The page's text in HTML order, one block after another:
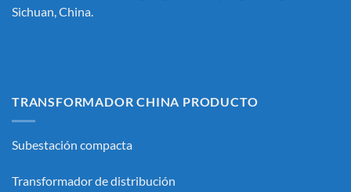
Sichuan, China.
TRANSFORMADOR CHINA PRODUCTO
Subestación compacta
Transformador de distribución